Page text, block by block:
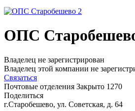
ОПС
Владелец не зарегистрирован
Владелец этой компании не
Связаться
Почтовые отделения Закрыто 1270
Поделиться
г.Старобешево, ул. Советская, д. 64